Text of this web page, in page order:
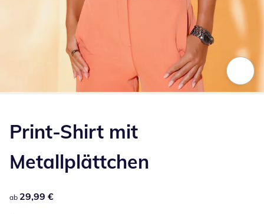
Print-Shirt mit
Metallplättchen
29,99 €
ab 29,99 €